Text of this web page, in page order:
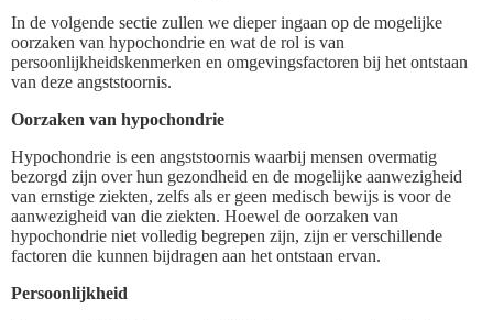
In de volgende sectie zullen we dieper ingaan op de mogelijke
oorzaken van hypochondrie en wat de rol is van
persoonlijkheidskenmerken en omgevingsfactoren bij het ontstaan
van deze angststoornis.
Oorzaken van hypochondrie
Hypochondrie is een angststoornis waarbij mensen overmatig
bezorgd zijn over hun gezondheid en de mogelijke aanwezigheid
van ernstige ziekten, zelfs als er geen medisch bewijs is voor de
aanwezigheid van die ziekten. Hoewel de oorzaken van
hypochondrie niet volledig begrepen zijn, zijn er verschillende
factoren die kunnen bijdragen aan het ontstaan ervan.
Persoonlijkheid